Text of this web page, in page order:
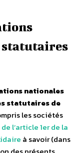
statutaires
nationales
statutaires de
les sociétés
de l’article 1er de la
à savoir (dans